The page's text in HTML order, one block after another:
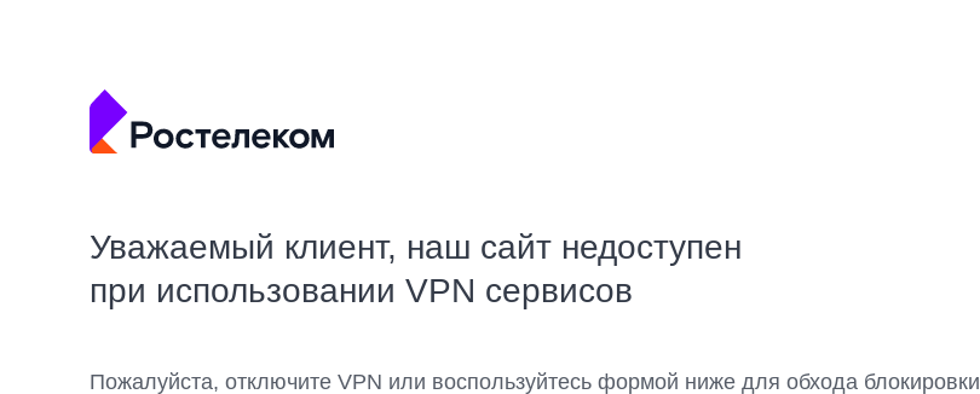
Уважаемый клиент, наш сайт недоступен
при использовании VPN сервисов
Пожалуйста, отключите VPN или воспользуйтесь формой ниже для обхода блокировки